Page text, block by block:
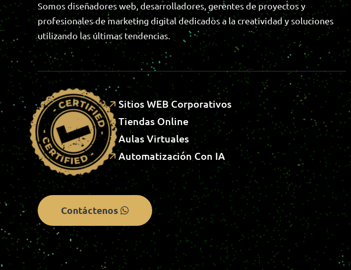
Somos diseñadores web, desarrolladores, gerentes de proyectos y
profesionales de marketing digital dedicados a la creatividad y soluciones
utilizando las últimas tendencias.
SITIOSWEBCORPORATIVOS
TIENDAS ONLINE
AULASVIRTUALES
AUTOMATIZACIÓN CON IA
Contáctenos